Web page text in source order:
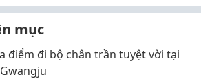
mục
điểm đi bộ chân trần tuyệt vời tại